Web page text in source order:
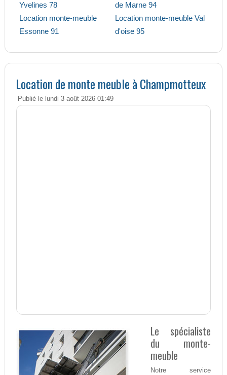
Yvelines 78
Location monte-meuble
Essonne 91
de Marne 94
Location monte-meuble Val
d'oise 95
Location de monte meuble à Champmotteux
Publié le lundi 3 août 2026 01:49
Le spécialiste
du monte-
meuble
Notre service